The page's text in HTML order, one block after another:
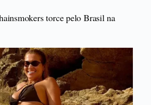
torce pelo Brasil na